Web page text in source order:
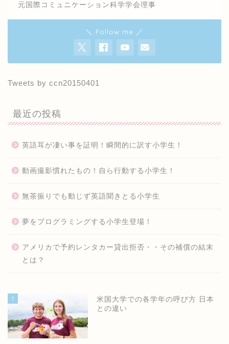
元国際コミュニケーション科学学会理事
＼ Follow me ／
Tweets by ccn20150401
最近の投稿
英語耳が凄い事を証明！瞬間的に訳す小学生！
動画撮影慣れたもの！自ら行動する小学生！
無茶振りでも動じず英語聞きとる小学生
夢をプログラミングする小学生登場！
アメリカで予約レンタカー貸出拒否・・その補償の結末
とは？
1
米国大学での各学年の呼び方 日本
との違い